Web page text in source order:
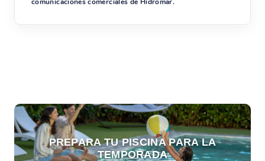
comunicaciones comerciales de Hidromar.
PREPARA TU PISCINA PARA LA
TEMPORADA